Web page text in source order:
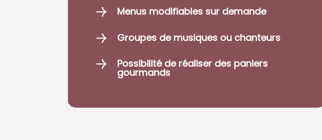
Menus modifiables sur demande
Groupes de musiques ou chanteurs
Possibilité de réaliser des paniers
gourmands